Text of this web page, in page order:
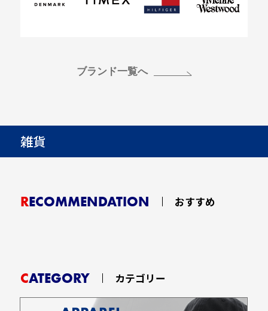
ブランド一覧へ
雑貨
RECOMMENDATION おすすめ
CATEGORY カテゴリー